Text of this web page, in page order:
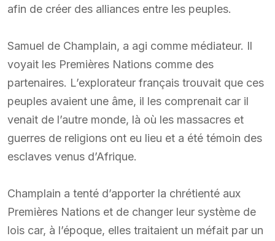
afin de créer des alliances entre les peuples.
Samuel de Champlain, a agi comme médiateur. Il
voyait les Premières Nations comme des
partenaires. L’explorateur français trouvait que ces
peuples avaient une âme, il les comprenait car il
venait de l’autre monde, là où les massacres et
guerres de religions ont eu lieu et a été témoin des
esclaves venus d’Afrique.
Champlain a tenté d’apporter la chrétienté aux
Premières Nations et de changer leur système de
lois car, à l’époque, elles traitaient un méfait par un